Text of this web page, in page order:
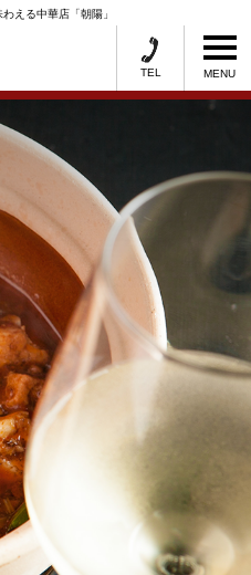
える中華店「朝陽」
TEL MENU